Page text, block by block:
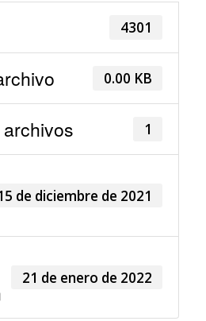
4301
0.00 KB
1
de diciembre de 2021
21 de enero de 2022